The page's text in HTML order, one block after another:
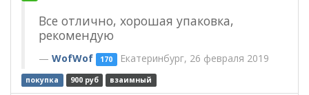
Все отлично, хорошая упаковка,
рекомендую
WofWof 170 Екатеринбург, 26 февраля 2019
покупка 900 руб взаимный